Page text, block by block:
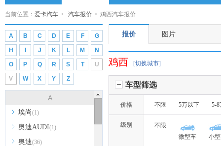
当前位置： 爱卡汽车 > 汽车报价 > 鸡西汽车报价
A B C D E F G
H J K L M N
O P Q R S T U
V W X Y Z
A
埃尚(1)
奥迪AUDI(1)
奥迪(36)
报价 图片
鸡西 [切换城市]
车型筛选
价格 不限 5万以下 5-8
级别
不限
微型车
小